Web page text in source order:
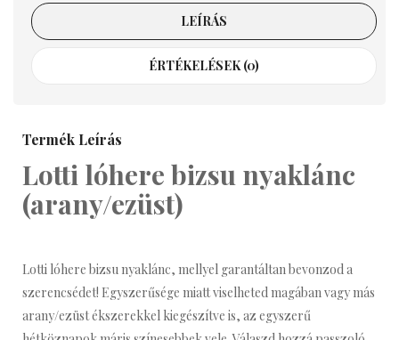
LEÍRÁS
ÉRTÉKELÉSEK (0)
Termék Leírás
Lotti lóhere bizsu nyaklánc
(arany/ezüst)
Lotti lóhere bizsu nyaklánc, mellyel garantáltan bevonzod a
szerencsédet! Egyszerűsége miatt viselheted magában vagy más
arany/ezüst ékszerekkel kiegészítve is, az egyszerű